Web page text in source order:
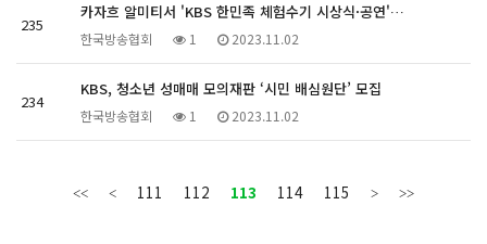
235
카자흐 알미티서 'KBS 한민족 체험수기 시상식·공연'…
한국방송협회 1 2023.11.02
234
KBS, 청소년 성매매 모의재판 ‘시민 배심원단’ 모집
한국방송협회 1 2023.11.02
111 112 113 114 115